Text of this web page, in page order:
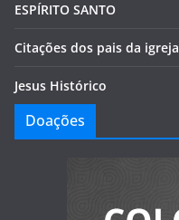
ESPÍRITO SANTO
Citações dos pais da igreja
Jesus Histórico
Doações